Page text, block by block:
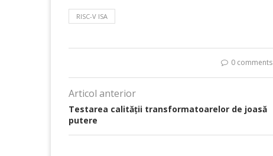
RISC-V ISA
0 comments
Articol anterior
Testarea calității transformatoarelor de joasă
putere